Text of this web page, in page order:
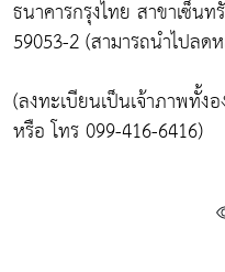
ธนาคารกรุงไทย สาขาเซ็น
59053-2 (สามารถนำไปลด
(ลงทะเบียนเป็นเจ้าภาพทั้ง
หรือ โทร 099-416-6416)